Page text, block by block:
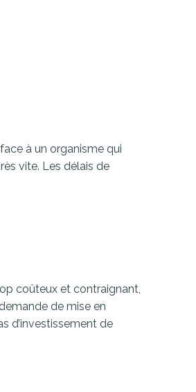
à un organisme qui
vite. Les délais de
coûteux et contraignant,
de mise en
d’investissement de